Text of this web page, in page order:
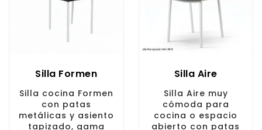
Silla Formen
Silla cocina Formen
con patas
metálicas y asiento
tapizado, gama
Silla Aire
Silla Aire muy
cómoda para
cocina o espacio
abierto con patas